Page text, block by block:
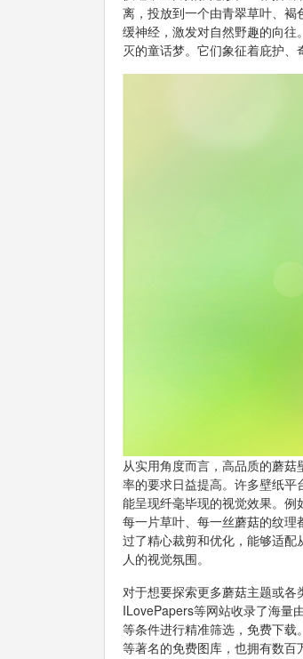
离，投放到一个由青翠草叶、褐
缓神经，激发对自然野趣的向
灭的童话梦。它们象征着庇护、
从实用角度而言，高品质的蘑
率的要求日益提高。许多壁纸
能呈现纤毫毕现的视觉效果。
每一片草叶、每一丝蘑菇的纹
过了精心裁剪和优化，能够适
人的视觉氛围。
对于想要探索更多蘑菇主题或各
ILovePapers等网站收录了海量
等条件进行精准筛选，免费下
等著名的免费图库，也拥有数